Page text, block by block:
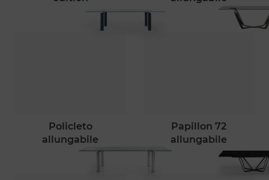
policleto
allungabile
papillon 72
allungabile